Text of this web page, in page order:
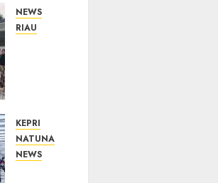
NEWS
RIAU
Distrik
Merawang
Berikan
KEPRI
NATUNA
NEWS